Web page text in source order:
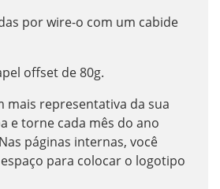
por wire-o com um cabide
offset de 80g.
mais representativa da sua
e torne cada mês do ano
páginas internas, você
para colocar o logotipo